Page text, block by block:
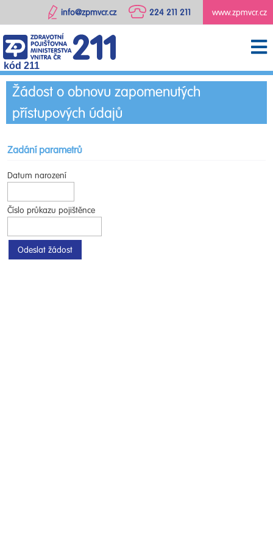
www.zpmvcr.cz
224 211 211
info@zpmvcr.cz
kód 211
Žádost o obnovu zapomenutých
přístupových údajů
Zadání parametrů
Datum narození
Číslo průkazu pojištěnce